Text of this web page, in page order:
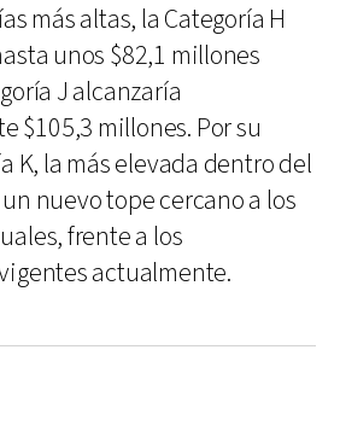
más altas, la Categoría H
unos $82,1 millones
J alcanzaría
$105,3 millones. Por su
K, la más elevada dentro del
nuevo tope cercano a los
frente a los
actualmente.